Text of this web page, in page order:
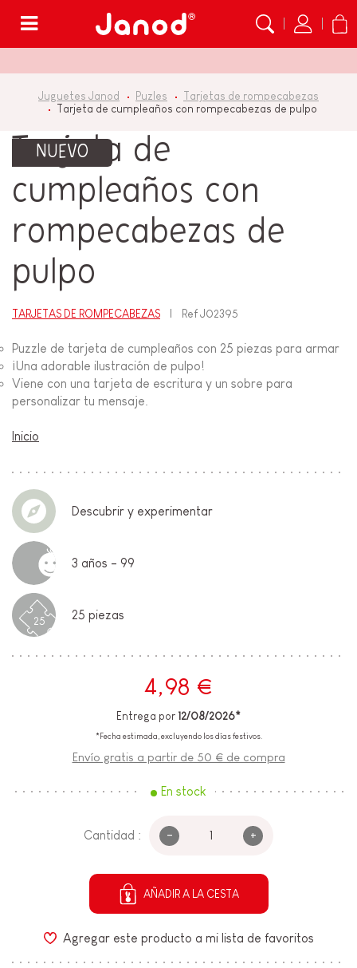
Juguetes Janod Puzles
Tarjetas de rompecabezas
Tarjeta de cumpleaños con rompecabezas de pulpo
NUEVO
Tarjeta de
cumpleaños con
rompecabezas de
pulpo
TARJETAS DE ROMPECABEZAS RefJ02395
Puzzle de tarjeta de cumpleaños con 25 piezas para armar
¡Una adorable ilustración de pulpo!
Viene con una tarjeta de escritura y un sobre para
personalizar tu mensaje.
Inicio
Descubrir y experimentar
3 años - 99
25 25 piezas
4,98 €
Entrega por 12/08/2026*
*Fecha estimada, excluyendo los días festivos.
Envío gratis a partir de 50 € de compra
En stock
Cantidad : - +
AÑADIR A LA CESTA
Agregar este producto a mi lista de favoritos